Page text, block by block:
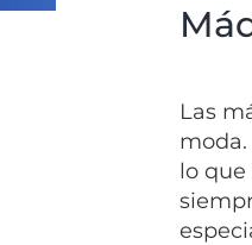
Las
lo que